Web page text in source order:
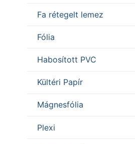
Fa rétegelt lemez
Fólia
Habosított PVC
Kültéri Papír
Mágnesfólia
Plexi